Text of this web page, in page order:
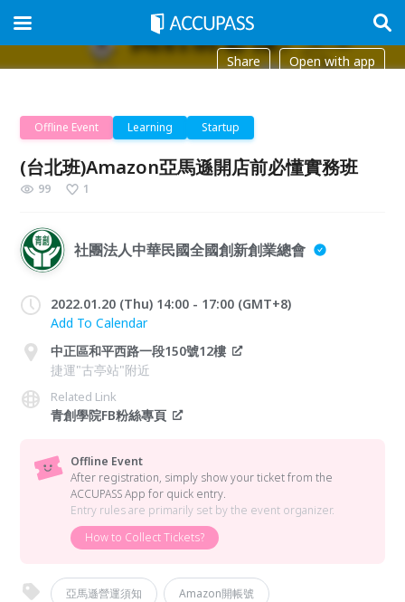
Share Open with app
Offline Event Learning Startup
(台北班)Amazon亞馬遜開店前必懂實務班
99 1
社團法人中華民國全國創新創業總會
2022.01.20 (Thu) 14:00 - 17:00 (GMT+8)
Add To Calendar
中正區和平西路一段150號12樓
捷運"古亭站"附近
Related Link
青創學院FB粉絲專頁
Offline Event
After registration, simply show your ticket from the
ACCUPASS App for quick entry.
Entry rules are primarily set by the event organizer.
How to Collect Tickets?
亞馬遜營運須知 Amazon開帳號